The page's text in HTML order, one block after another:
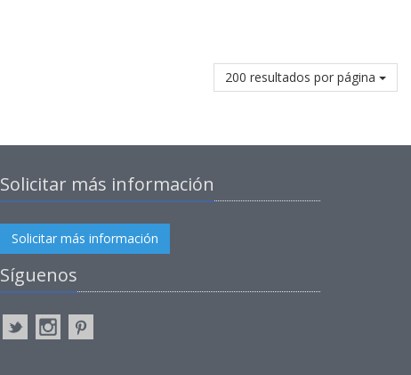
200 resultados por página
Solicitar más información
Solicitar más información
Síguenos